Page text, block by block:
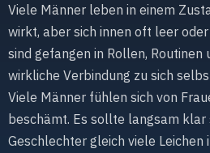
Viele Männer leben in einem
wirkt, aber sich innen oft leer
sind gefangen in Rollen, Routinen
wirkliche Verbindung zu sich
Viele Männer fühlen sich von
beschämt. Es sollte langsam klar
Geschlechter gleich viele Leichen